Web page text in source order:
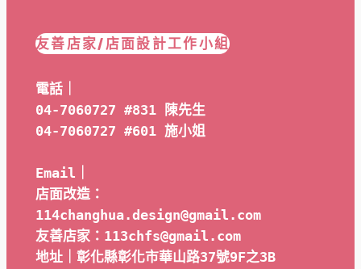
友善店家/店面設計工作小組
電話｜
04-7060727 #831 陳先生
04-7060727 #601 施小姐
Email｜
店面改造：
114changhua.design@gmail.com
友善店家：113chfs@gmail.com
地址｜彰化縣彰化市華山路37號9F之3B